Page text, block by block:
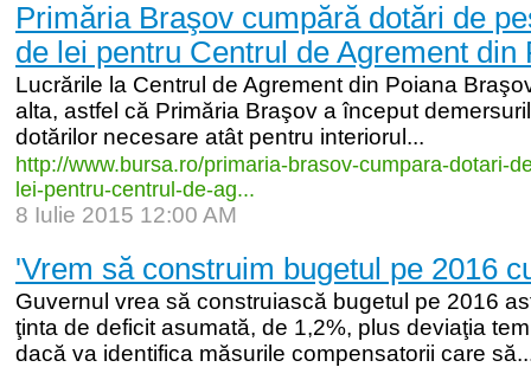
Primăria Braşov cumpără dotări de
de lei pentru Centrul de Agrement din
Lucrările la Centrul de Agrement din Poiana
alta, astfel că Primăria Braşov a început
dotărilor necesare atât pentru interiorul...
http://www.bursa.ro/primaria-brasov-cumpara-dotari-
lei-pentru-centrul-de-ag...
8 Iulie 2015 12:00 AM
'Vrem să construim bugetul pe 2016
Guvernul vrea să construiască bugetul pe 2016
ţinta de deficit asumată, de 1,2%, plus deviaţia
dacă va identifica măsurile compensatorii care